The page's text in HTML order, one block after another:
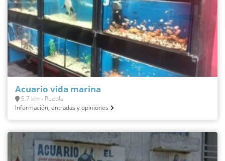
Acuario vida marina
5.7 km - Puebla
Información, entradas y opiniones